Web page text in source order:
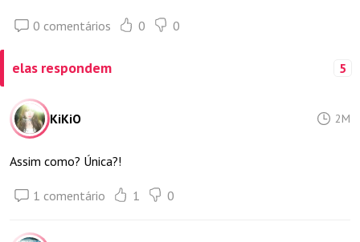
0 comentários 0 0
elas respondem 5
KiKiO 2M
Assim como? Única?!
1 comentário 1 0